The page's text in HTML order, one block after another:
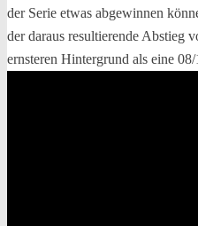
der Serie etwas abgewinnen
der daraus resultierende Abstieg
ernsteren Hintergrund als eine 08/